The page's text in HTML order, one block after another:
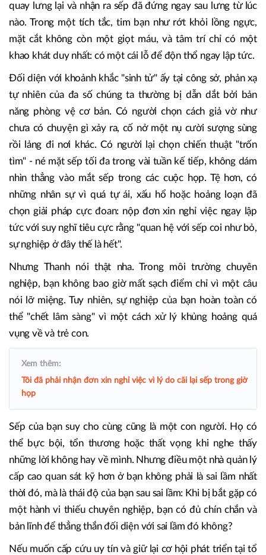
quay lưng lại và nhận ra sếp đã đứng ngay sau lưng từ lúc
nào. Trong một tích tắc, tim bạn như rớt khỏi lồng ngực,
mặt cắt không còn một giọt máu, và tâm trí chỉ có một
khao khát duy nhất: có một cái lỗ để độn thổ ngay lập tức.
Đối diện với khoảnh khắc "sinh tử" ấy tại công sở, phản xạ
tự nhiên của đa số chúng ta thường bị dẫn dắt bởi bản
năng phòng vệ cơ bản. Có người chọn cách giả vờ như
chưa có chuyện gì xảy ra, cố nở một nụ cười sượng sùng
rồi lảng đi nơi khác. Có người lại chọn chiến thuật "trốn
tìm" - né mặt sếp tối đa trong vài tuần kế tiếp, không dám
nhìn thẳng vào mắt sếp trong các cuộc họp. Tệ hơn, có
những nhân sự vì quá tự ái, xấu hổ hoặc hoảng loạn đã
chọn giải pháp cực đoan: nộp đơn xin nghỉ việc ngay lập
tức với suy nghĩ tiêu cực rằng "quan hệ với sếp coi như bỏ,
sự nghiệp ở đây thế là hết".
Nhưng Thanh nói thật nha. Trong môi trường chuyên
nghiệp, bạn không bao giờ mất sạch điểm chỉ vì một câu
nói lỡ miệng. Tuy nhiên, sự nghiệp của bạn hoàn toàn có
thể "chết lâm sàng" vì một cách xử lý khủng hoảng quá
vụng về và trẻ con.
Xem thêm:
Tôi đã phải nhận đơn xin nghỉ việc vì lý do cãi lại sếp trong giờ
họp
Sếp của bạn suy cho cùng cũng là một con người. Họ có
thể bực bội, tổn thương hoặc thất vọng khi nghe thấy
những lời không hay về mình. Nhưng điều một nhà quản lý
cấp cao quan sát kỹ hơn ở bạn không phải là sai lầm nhất
thời đó, mà là thái độ của bạn sau sai lầm: Khi bị bắt gặp có
một hành vi thiếu chuyên nghiệp, bạn có đủ chín chắn và
bản lĩnh để thẳng thắn đối diện với sai lầm đó không?
Nếu muốn cấp cứu uy tín và giữ lại cơ hội phát triển tại tổ